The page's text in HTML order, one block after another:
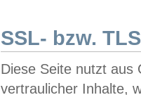
SSL- bzw.
Diese Seite nutzt aus
vertraulicher Inhalte,